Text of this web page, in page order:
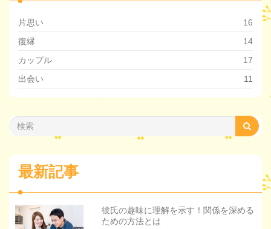
片思い
16
復縁
14
カップル
17
出会い
11
最新記事
彼氏の趣味に理解を示す！関係を深める
ための方法とは